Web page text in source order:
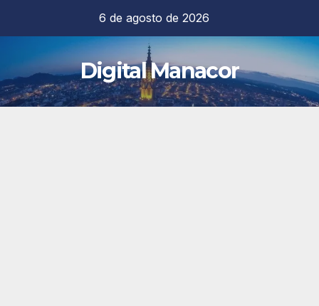
contenido
6 de agosto de 2026
Digital Manacor